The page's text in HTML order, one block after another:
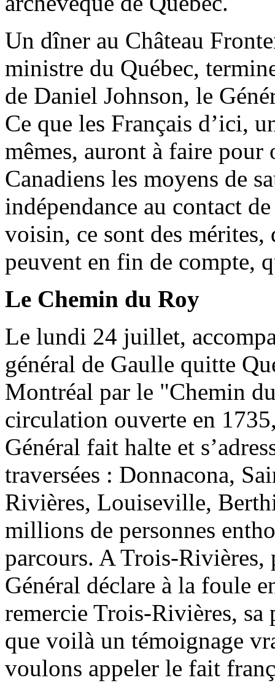
Un dîner au Château
ministre du Québec,
de Daniel Johnson, le
Ce que les Français d’ici,
mêmes, auront à faire pour
Canadiens les moyens de
indépendance au contact
voisin, ce sont des mérites,
peuvent en fin de compte,
Le Chemin du Roy
Le lundi 24 juillet,
général de Gaulle quitte
Montréal par le "Chemin
circulation ouverte en
Général fait halte et
traversées : Donnacona,
Rivières, Louiseville,
millions de personnes
parcours. A Trois-Rivières,
Général déclare à la foule
remercie Trois-Rivières,
que voilà un témoignage
voulons appeler le fait